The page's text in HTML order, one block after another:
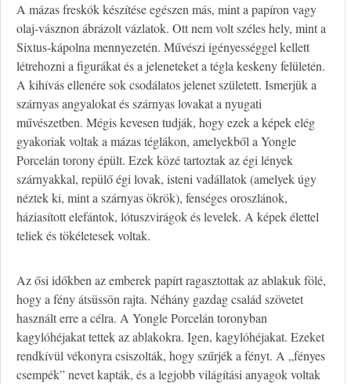
A mázas freskók készítése egészen más, mint a papíron vagy
olaj-vásznon ábrázolt vázlatok. Ott nem volt széles hely, mint a
Sixtus-kápolna mennyezetén. Művészi igényességgel kellett
létrehozni a figurákat és a jeleneteket a tégla keskeny felületén.
A kihívás ellenére sok csodálatos jelenet született. Ismerjük a
szárnyas angyalokat és szárnyas lovakat a nyugati
művészetben. Mégis kevesen tudják, hogy ezek a képek elég
gyakoriak voltak a mázas téglákon, amelyekből a Yongle
Porcelán torony épült. Ezek közé tartoztak az égi lények
szárnyakkal, repülő égi lovak, isteni vadállatok (amelyek úgy
néztek ki, mint a szárnyas ökrök), fenséges oroszlánok,
háziasított elefántok, lótuszvirágok és levelek. A képek élettel
teliek és tökéletesek voltak.
Az ősi időkben az emberek papírt ragasztottak az ablakuk fölé,
hogy a fény átsüssön rajta. Néhány gazdag család szövetet
használt erre a célra. A Yongle Porcelán toronyban
kagylóhéjakat tettek az ablakokra. Igen, kagylóhéjakat. Ezeket
rendkívül vékonyra csiszolták, hogy szűrjék a fényt. A „fényes
csempék” nevet kapták, és a legjobb világítási anyagok voltak